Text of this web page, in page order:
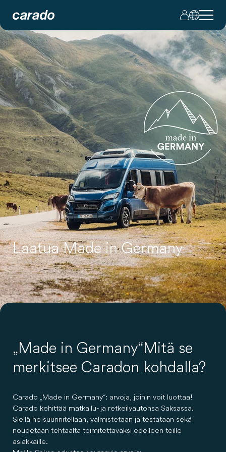
Laatua Made in Germany
„Made in Germany“ Mitä se
merkitsee Caradon kohdalla?
Carado „Made in Germany“: arvoja, joihin voit luottaa!
Carado kehittää matkailu- ja retkeilyautonsa Saksassa.
Siellä ne suunnitellaan, valmistetaan ja testataan sekä
noudetaan tehtaalta toimitettavaksi edelleen teille
asiakkaille.